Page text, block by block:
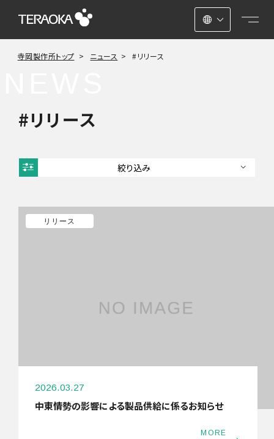
日本語
ENGLISH
寺岡製作所トップ ニュース #リリース
#リリース
絞り込み
2026年
2025年
2024年
2026.03.27
中東情勢の影響による製品供給に係るお知らせ
MORE
リリース